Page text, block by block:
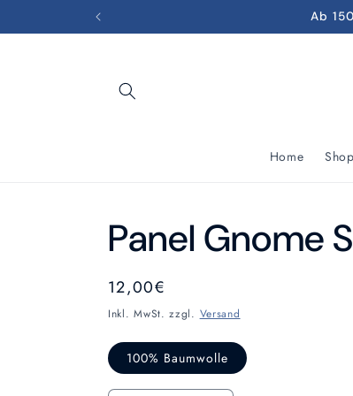
Inhalt
Ab
Home Shop
Panel Gnome
Normaler
Preis
12,00€
Inkl. MwSt. zzgl. Versand
100% Baumwolle